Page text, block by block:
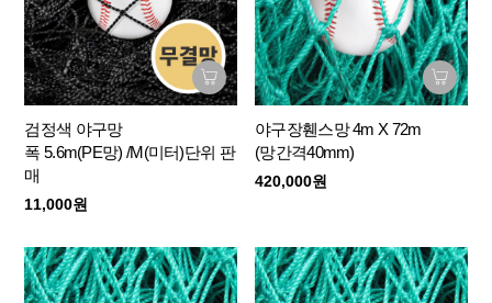
검정색 야구망
폭 5.6m(PE망) /M(미터)단위 판
매
11,000원
야구장휀스망 4m X 72m
(망간격40mm)
420,000원